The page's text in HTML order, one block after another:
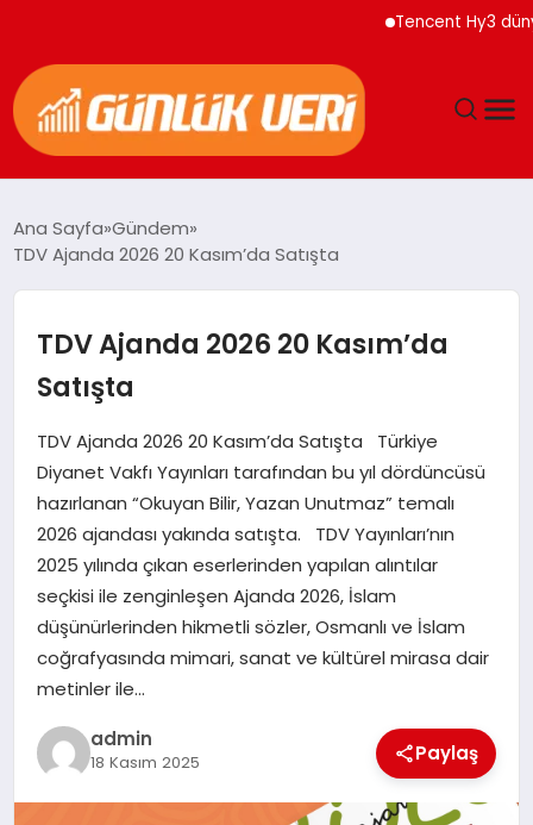
Tencent Hy3 dünya
GÜNDEM
YAŞAM
EĞITIM
EKONOMI
GENEL
SPOR
TEKNOLOJI
Ana Sayfa Gündem
TDV Ajanda 2026 20 Kasım’da Satışta
TDV Ajanda 2026 20 Kasım’da
Satışta
TDV Ajanda 2026 20 Kasım’da Satışta Türkiye
Diyanet Vakfı Yayınları tarafından bu yıl dördüncüsü
hazırlanan “Okuyan Bilir, Yazan Unutmaz” temalı
2026 ajandası yakında satışta. TDV Yayınları’nın
2025 yılında çıkan eserlerinden yapılan alıntılar
seçkisi ile zenginleşen Ajanda 2026, İslam
düşünürlerinden hikmetli sözler, Osmanlı ve İslam
coğrafyasında mimari, sanat ve kültürel mirasa dair
metinler ile…
admin
18 Kasım 2025 Paylaş